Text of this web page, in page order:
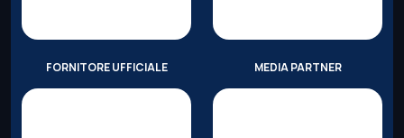
FORNITORE UFFICIALE MEDIA PARTNER